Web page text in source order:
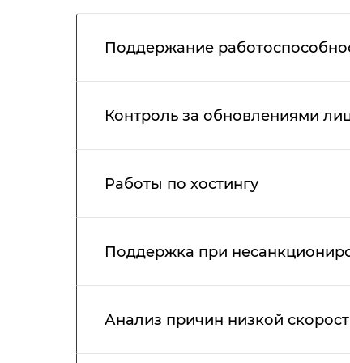
Поддержание
Контроль за обновлениями
Работы по хостингу
Поддержка при
Анализ причин низкой